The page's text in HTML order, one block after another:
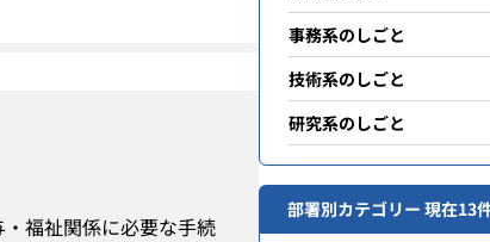
福祉関係に必要な手続
事務系のしごと
技術系のしごと
研究系のしごと
部署別カテゴリー 現在13